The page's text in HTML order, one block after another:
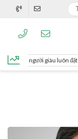
người giàu luôn đặt lọ